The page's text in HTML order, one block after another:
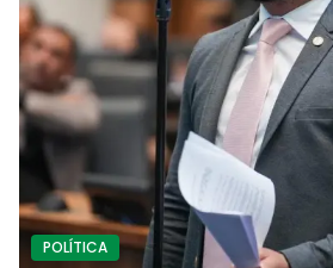
POLÍTICA